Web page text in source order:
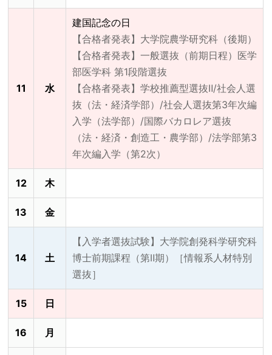
11 水
建国記念の日
【合格者発表】大学院農学研究科（後期）
【合格者発表】一般選抜（前期日程）医学
部医学科 第1段階選抜
【合格者発表】学校推薦型選抜Ⅱ/社会人選
抜（法・経済学部）/社会人選抜第3年次編
入学（法学部）/国際バカロレア選抜
（法・経済・創造工・農学部）/法学部第3
年次編入学（第2次）
12 木
13 金
14 土
【入学者選抜試験】大学院創発科学研究科
博士前期課程（第Ⅱ期）［情報系人材特別
選抜］
15 日
16 月